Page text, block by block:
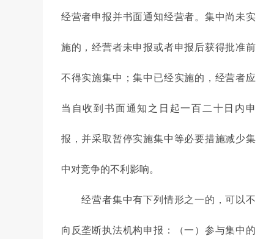
经营者申报并书面通知经营者。集中尚未实
施的，经营者未申报或者申报后获得批准前
不得实施集中；集中已经实施的，经营者应
当自收到书面通知之日起一百二十日内申
报，并采取暂停实施集中等必要措施减少集
中对竞争的不利影响。
经营者集中有下列情形之一的，可以不
向反垄断执法机构申报：（一）参与集中的